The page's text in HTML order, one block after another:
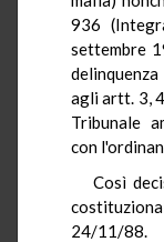
936
settembre
agli artt. 3,
Tribunale
con
Così
24/11/88.